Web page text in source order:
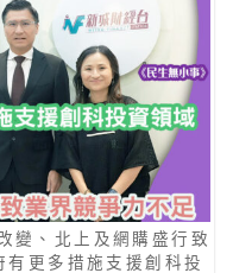
變、北上及網購盛行致
更多措施支援創科投